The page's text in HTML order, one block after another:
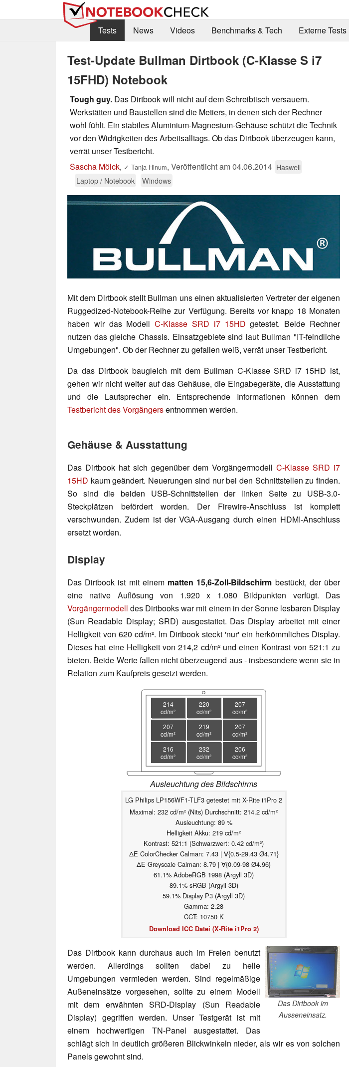
Tests
News Videos Benchmarks & Tech Externe Tests
Test-Update Bullman Dirtbook (C-Klasse S i7
15FHD) Notebook
Tough guy. Das Dirtbook will nicht auf dem Schreibtisch versauern.
Werkstätten und Baustellen sind die Metiers, in denen sich der Rechner
wohl fühlt. Ein stabiles Aluminium-Magnesium-Gehäuse schützt die Technik
vor den Widrigkeiten des Arbeitsalltags. Ob das Dirtbook überzeugen kann,
verrät unser Testbericht.
Sascha Mölck, ✓ Tanja Hinum, Veröffentlicht am04.06.2014 Haswell
Laptop / Notebook
Windows
Mit dem Dirtbook stellt Bullman uns einen aktualisierten Vertreter der eigenen
Ruggedized-Notebook-Reihe zur Verfügung. Bereits vor knapp 18 Monaten
haben wir das ModellC-Klasse SRD i7 15HD getestet. Beide Rechner
nutzen das gleiche Chassis. Einsatzgebiete sind laut Bullman "IT-feindliche
Umgebungen". Ob der Rechner zu gefallen weiß, verrät unser Testbericht.
Da das Dirtbook baugleich mit dem Bullman C-Klasse SRD i7 15HD ist,
gehen wir nicht weiter auf das Gehäuse, die Eingabegeräte, die Ausstattung
und die Lautsprecher ein. Entsprechende Informationen können dem
Testbericht des Vorgängersentnommen werden.
Gehäuse & Ausstattung
Das Dirtbook hat sich gegenüber dem Vorgängermodell C-Klasse SRD i7
15HD kaum geändert. Neuerungen sind nur bei den Schnittstellen zu finden.
So sind die beiden USB-Schnittstellen der linken Seite zu USB-3.0-
Steckplätzen befördert worden. Der Firewire-Anschluss ist komplett
verschwunden. Zudem ist der VGA-Ausgang durch einen HDMI-Anschluss
ersetzt worden.
Display
Das Dirtbook ist mit einem matten 15,6-Zoll-Bildschirm bestückt, der über
eine native Auflösung von 1.920 x 1.080 Bildpunkten verfügt. Das
Vorgängermodell des Dirtbooks war mit einem in der Sonne lesbaren Display
(Sun Readable Display; SRD) ausgestattet. Das Display arbeitet mit einer
Helligkeit von 620 cd/m². Im Dirtbook steckt 'nur' ein herkömmliches Display.
Dieses hat eine Helligkeit von 214,2 cd/m² und einen Kontrast von 521:1 zu
bieten. Beide Werte fallen nicht überzeugend aus - insbesondere wenn sie in
Relation zum Kaufpreis gesetzt werden.
214
cd/m²
220
cd/m²
207
cd/m²
207
cd/m²
219
cd/m²
207
cd/m²
216
cd/m²
232
cd/m²
206
cd/m²
Ausleuchtung des Bildschirms
LG Philips LP156WF1-TLF3 getestet mit X-Rite i1Pro 2
Maximal: 232 cd/m² (Nits) Durchschnitt: 214.2 cd/m²
Ausleuchtung: 89 %
Helligkeit Akku: 219 cd/m²
Kontrast: 521:1 (Schwarzwert: 0.42 cd/m²)
ΔE ColorChecker Calman: 7.43 | ∀{0.5-29.43 Ø4.71}
ΔE Greyscale Calman: 8.79 | ∀{0.09-98 Ø4.96}
61.1% AdobeRGB 1998 (Argyll 3D)
89.1% sRGB (Argyll 3D)
59.1% Display P3 (Argyll 3D)
Gamma: 2.28
CCT: 10750 K
Download ICC Datei (X-Rite i1Pro 2)
Das Dirtbook im
Ausseneinsatz.
Das Dirtbook kann durchaus auch im Freien benutzt
werden. Allerdings sollten dabei zu helle
Umgebungen vermieden werden. Sind regelmäßige
Außeneinsätze vorgesehen, sollte zu einem Modell
mit dem erwähnten SRD-Display (Sun Readable
Display) gegriffen werden. Unser Testgerät ist mit
einem hochwertigen TN-Panel ausgestattet. Das
schlägt sich in deutlich größeren Blickwinkeln nieder, als wir es von solchen
Panels gewohnt sind.